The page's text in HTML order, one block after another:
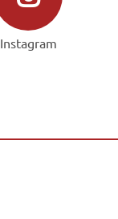
Instagram